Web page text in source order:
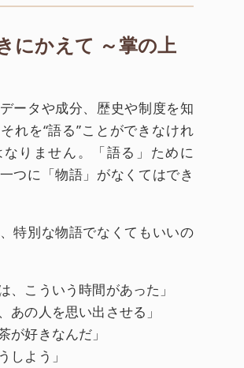
にかえて ～掌の上
ータや成分、歴史や制度を知
れを“語る”ことができなけれ
りません。「語る」ために
つに「物語」がなくてはでき
特別な物語でなくてもいいの
、こういう時間があった」
あの人を思い出させる」
が好きなんだ」
しよう」